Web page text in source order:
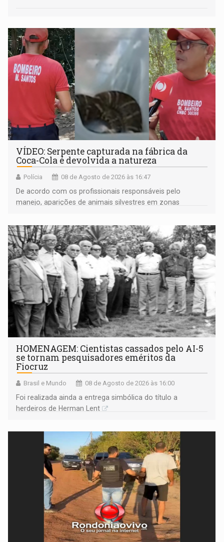
VÍDEO: Serpente capturada na fábrica da
Coca-Cola é devolvida a natureza
Polícia 08 de Agosto de 2026 às 16:47
De acordo com os profissionais responsáveis pelo
manejo, aparições de animais silvestres em zonas
HOMENAGEM: Cientistas cassados pelo AI-5
se tornam pesquisadores eméritos da
Fiocruz
Brasil e Mundo 08 de Agosto de 2026 às 16:00
Foi realizada ainda a entrega simbólica do título a
herdeiros de Herman Lent